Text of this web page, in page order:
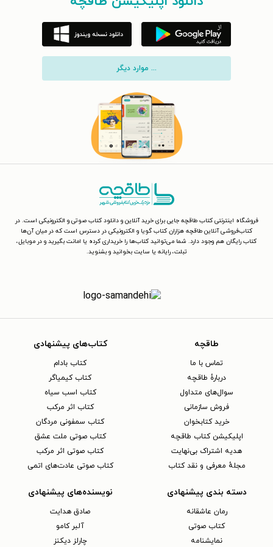
... موارد دیگر
فروشگاه اینترنتی کتاب طاقچه جایی برای خرید آنلاین و دانلود کتاب صوتی و الکترونیکی است. در
کتاب‌فروشی آنلاین طاقچه هزاران کتاب گویا و الکترونیکی در دسترس است که در میان آن‌ها
کتاب رایگان هم وجود دارد. شما می‌توانید کتاب‌ها را خریداری کرده یا امانت بگیرید و در موبایل،
تبلت، رایانه یا سایت بخوانید و بشنوید.
طاقچه
تماس با ما
دربارهٔ طاقچه
سوال‌های متداول
فروش سازمانی
خرید کتابخوان
اپلیکیشن کتاب طاقچه
هدیه اشتراک بی‌نهایت
مجلهٔ معرفی و نقد کتاب
کتاب‌های پیشنهادی
کتاب بادام
کتاب کیمیاگر
کتاب اسب سیاه
کتاب اثر مرکب
کتاب سمفونی مردگان
کتاب صوتی ملت عشق
کتاب صوتی اثر مرکب
کتاب صوتی عادت‌های اتمی
دسته بندی پیشنهادی
رمان عاشقانه
کتاب‌ صوتی
نمایشنامه
نویسنده‌های پیشنهادی
صادق هدایت
آلبر کامو
چارلز دیکنز